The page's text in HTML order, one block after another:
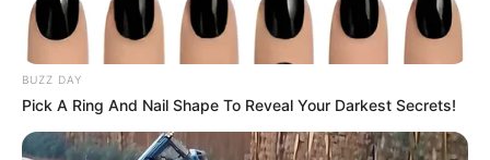
давление:
ветер:
Погода на 10 дней отsinoptik.ua
BUZZ DAY
Pick A Ring And Nail Shape To Reveal Your Darkest Secrets!